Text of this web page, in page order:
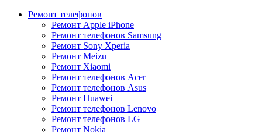
Ремонт телефонов
Ремонт Apple iPhone
Ремонт телефонов Samsung
Ремонт Sony Xperia
Ремонт Meizu
Ремонт Xiaomi
Ремонт телефонов Acer
Ремонт телефонов Asus
Ремонт Huawei
Ремонт телефонов Lenovo
Ремонт телефонов LG
Ремонт Nokia